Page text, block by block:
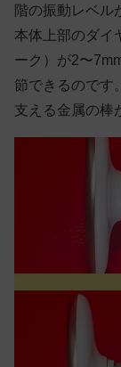
階の振動レベル
本体上部のダイ
ーク）が2〜
節できるのです
支える金属の棒